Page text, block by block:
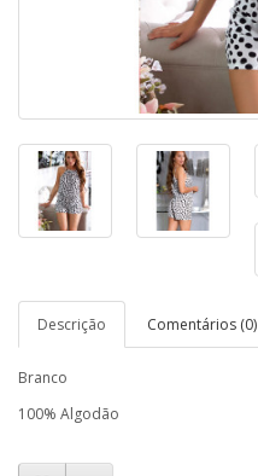
Descrição Comentários (0)
Branco
100% Algodão